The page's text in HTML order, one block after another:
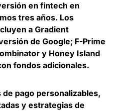
en fintech en
tres años. Los
a Gradient
de Google; F-Prime
y Honey Island
fondos adicionales.
pago personalizables,
y estrategias de